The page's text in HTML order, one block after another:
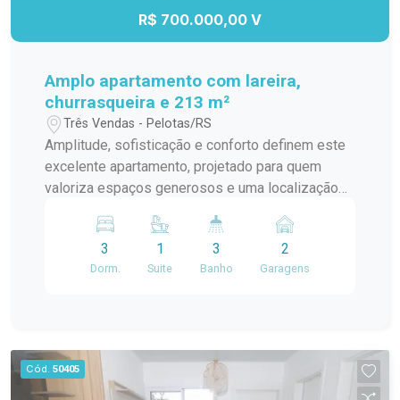
para morar com conforto, espaço e toda a
conveniência que o Centro de Pelotas oferece.
R$ 700.000,00 V
Amplo apartamento com lareira,
churrasqueira e 213 m²
Três Vendas - Pelotas/RS
Amplitude, sofisticação e conforto definem este
excelente apartamento, projetado para quem
valoriza espaços generosos e uma localização
imóvel oferece uma planta inteligente e
ambientes amplos, perfeitos para proporcionar
bem-estar e qualidade de vida. Localizado a
serviços, comércio e lazer. A área íntima conta
com 3 dormitórios, sendo uma suíte com closet,
3
Dorm.
1
Suite
3
Banho
2
Garagens
Cód. 50405